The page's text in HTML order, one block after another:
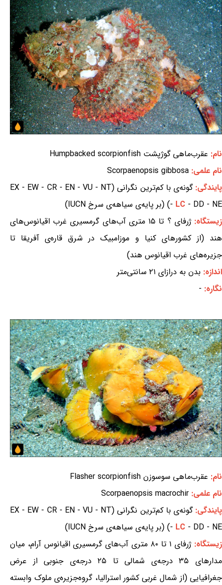
نام: عقرب‌ماهی گوژپشت Humpbacked scorpionfish
نام علمی: Scorpaenopsis gibbosa
پایندگی:
گونه‌ی با کم‌ترین نگرانی (EX - EW - CR - EN - VU - NT
- LC - DD - NE) (بر پایه‌ی سیاهه‌ی سرخ IUCN)
زیستگاه:
ژرفای ؟ تا ۱۵ متری آب‌های گرمسیری غرب اقیانوس‌های
هند (از کشورهای کنیا و موزامبیک در شرق قاره‌ی آفریقا تا
جزیره‌های غرب اقیانوس هند)
اندازه: بدن به درازای ۲۱ سانتی‌متر
نگاره: -
نام: عقرب‌ماهی سوسوزن Flasher scorpionfish
نام علمی: Scorpaenopsis macrochir
پایندگی:
گونه‌ی با کم‌ترین نگرانی (EX - EW - CR - EN - VU - NT
- LC - DD - NE) (بر پایه‌ی سیاهه‌ی سرخ IUCN)
زیستگاه:
ژرفای ۱ تا ۸۰ متری آب‌های گرمسیری اقیانوس آرام، میان
مدارهای ۳۵ درجه‌ی شمالی تا ۲۵ درجه‌ی جنوبی از عرض
جغرافیایی (از شمال غربی کشور استرالیا، گروه‌جزیره‌ی ملوک وابسته